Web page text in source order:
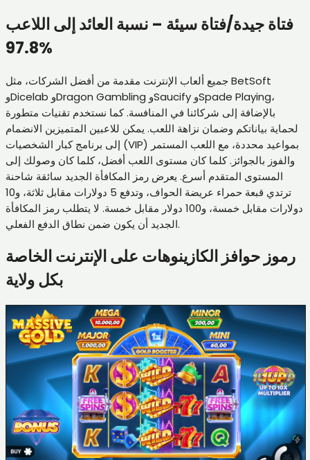
فتاة جيدة/فتاة سيئة – نسبة العائد إلى اللاعب
97.8%
جميع ألعاب الإنترنت مقدمة من أفضل الشركات، مثل BetSoft
وDicelab وDragon Gambling وSaucify وSpade Playing،
بالإضافة إلى شركائنا في المنافسة. كما نستخدم تقنيات متطورة
لحماية بياناتكم وضمان نزاهة اللعب. يمكن للاعبين المتميزين الانضمام
إلى برنامج كبار الشخصيات (VIP) بمواعيد محددة، مع اللعب المستمر
والفوز بالجوائز. كلما كان مستوى اللعب أفضل، كلما كان وصولك إلى
المستوى المتقدم أسرع. يعرض رمز المكافأة الجديد سائقة شاحنة
ترتدي قبعة حمراء عريضة الحواف، وتدفع 5 دولارات مقابل ثلاثة، و10
دولارات مقابل خمسة، و100 دولار مقابل خمسة. لا يتطلب رمز المكافأة
الجديد أن يكون ضمن نطاق الدفع الفعلي.
رموز حوافز الكازينوهات على الإنترنت الخاصة
بكل ولاية